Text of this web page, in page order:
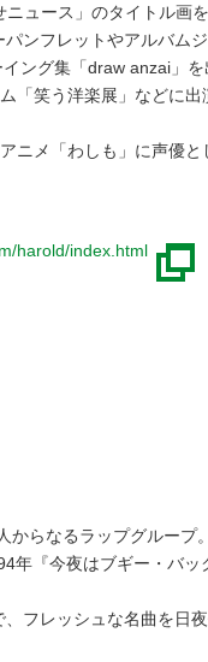
ュース」のタイトル画
ンフレットやアルバム
ング集「draw anzai」
「笑う洋楽展」などに
ニメ「わしも」に声優
harold/index.html
らなるラップグループ。
年『今夜はブギー・バッ
フレッシュな名曲を日